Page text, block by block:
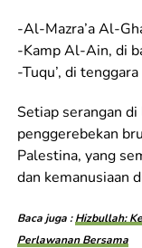
-Al-Mazra’a Al-
-Kamp Al-Ain, di
-Tuqu’, di
Setiap serangan
penggerebekan
Palestina, yang
dan kemanusiaan
Baca juga :Hizbullah:
Perlawanan Bersama